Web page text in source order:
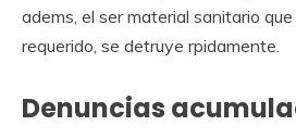
adems, el ser material sanitario
requerido, se detruye rpidamente.
Denuncias